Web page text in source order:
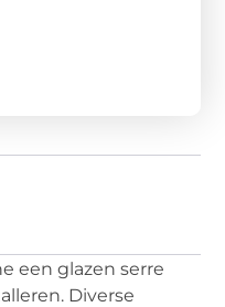
een glazen serre
Diverse